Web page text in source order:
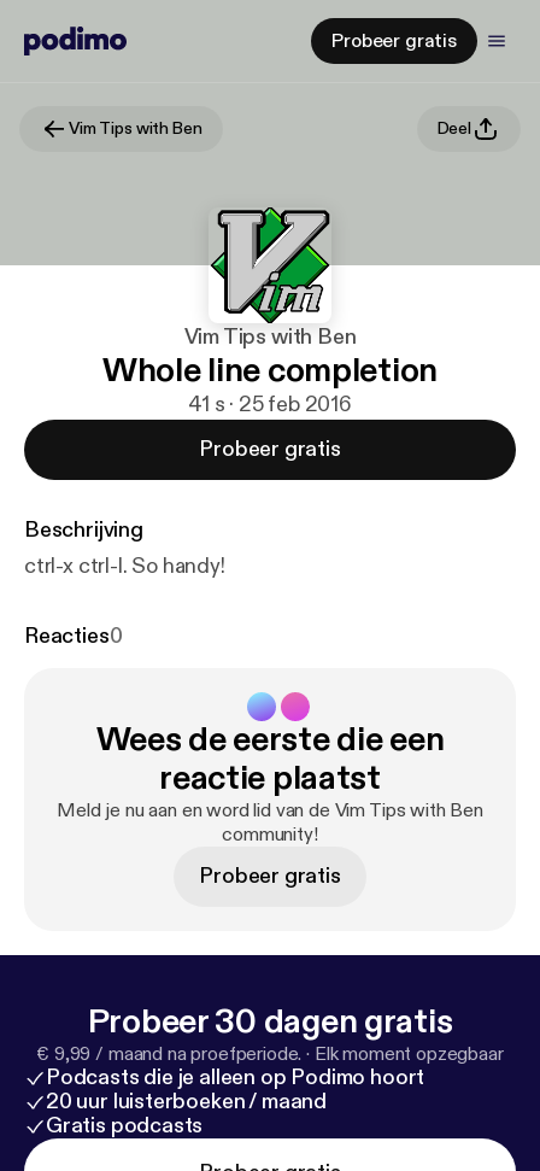
Probeer gratis
Vim Tips with Ben Deel
Vim Tips with Ben
Whole line completion
41 s · 25 feb 2016
Probeer gratis
Beschrijving
ctrl-x ctrl-l. So handy!
Reacties0
Wees de eerste die een
reactie plaatst
Meld je nu aan en word lid van de Vim Tips with Ben
community!
Probeer gratis
Probeer 30 dagen gratis
€ 9,99 / maand na proefperiode. · Elk moment opzegbaar
Podcasts die je alleen op Podimo hoort
20 uur luisterboeken / maand
Gratis podcasts